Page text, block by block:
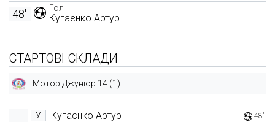
Гол
Кугаєнко Артур
48'
СТАРТОВІ СКЛАДИ
Мотор Джуніор 14 (1)
У Кугаєнко Артур 48'